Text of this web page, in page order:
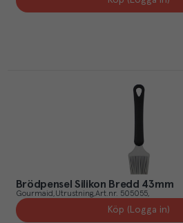
Brödpensel Silikon Bredd 43mm
Gourmaid Utrustning Art.nr. 505055
Köp (Logga in)